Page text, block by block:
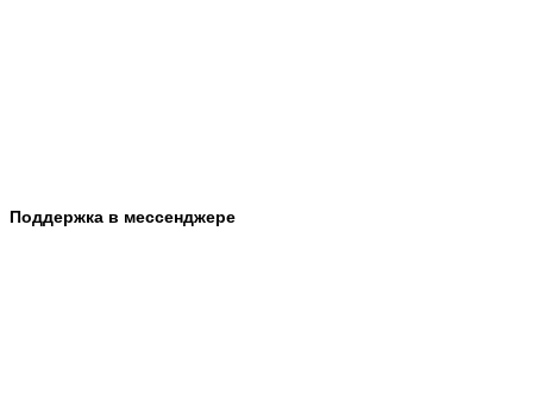
Поддержка в мессенджере